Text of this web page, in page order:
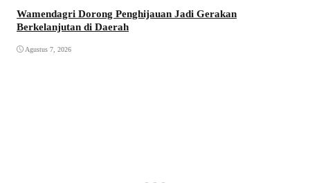
Wamendagri Dorong Penghijauan Jadi Gerakan
Berkelanjutan di Daerah
Agustus 7, 2026